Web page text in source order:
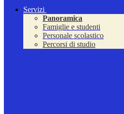
Servizi
Panoramica
Famiglie e studenti
Personale scolastico
Percorsi di studio